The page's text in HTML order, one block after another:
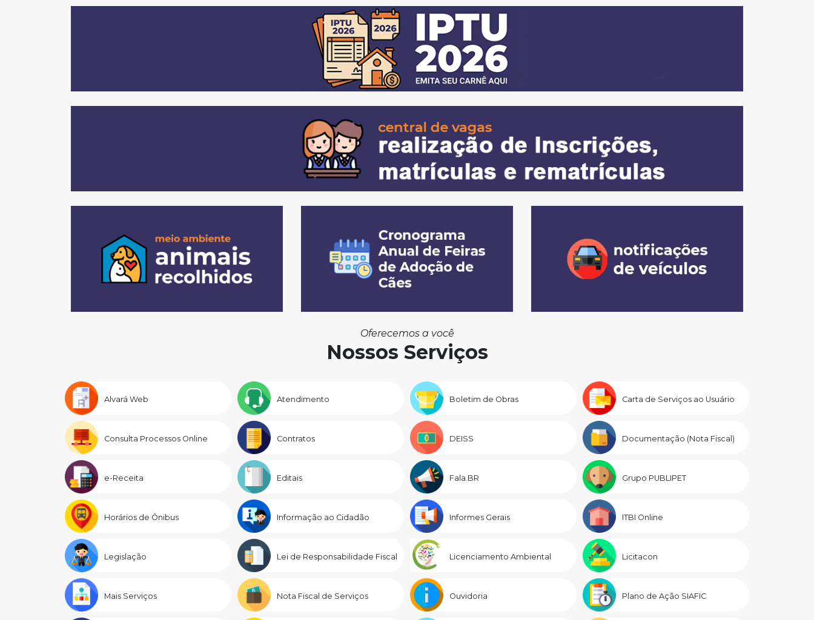
Oferecemos a você
Nossos Serviços
Alvará Web Atendimento Boletim de Obras Carta de Serviços ao Usuário
Consulta Processos Online Contratos DEISS Documentação (Nota Fiscal)
e-Receita Editais Fala.BR Grupo PUBLIPET
Horários de Ônibus Informação ao Cidadão Informes Gerais ITBI Online
Legislação Lei de Responsabilidade Fiscal Licenciamento Ambiental Licitacon
Mais Serviços Nota Fiscal de Serviços Ouvidoria Plano de Ação SIAFIC